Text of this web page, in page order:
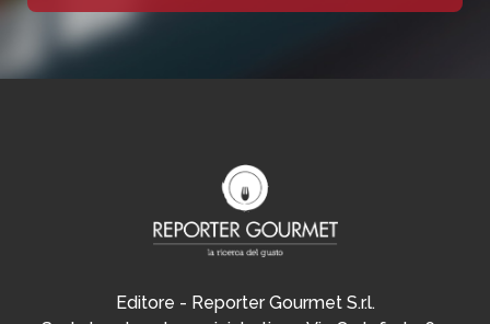
Editore - Reporter Gourmet S.r.l.